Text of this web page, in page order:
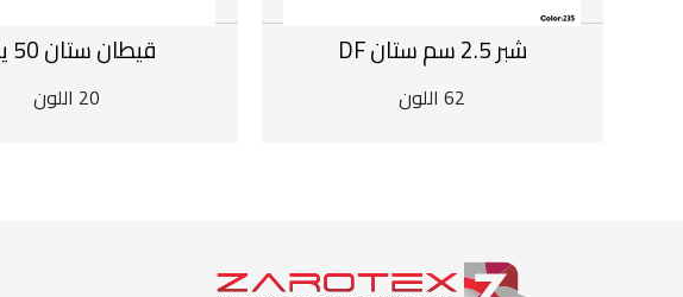
شبر 2.5 سم ستان DF
62 اللون
قيطان ستان 50 يارد
20 اللون